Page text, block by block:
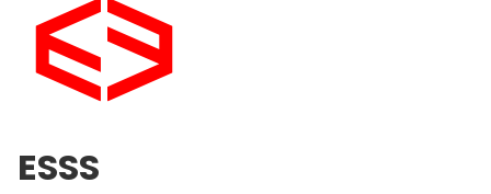
ESSS